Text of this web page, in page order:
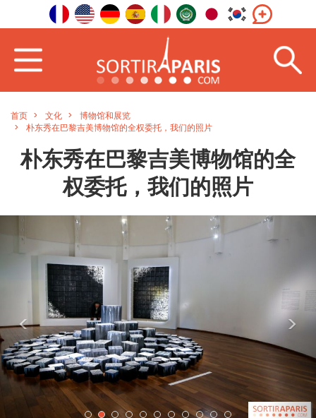
首页 文化
博物馆和展览
朴东秀在巴黎吉美博物馆的全权委托，我们的照片
朴东秀在巴黎吉美博物馆的全
权委托，我们的照片
< >